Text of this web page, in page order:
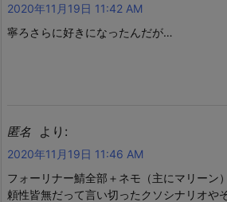
2020年11月19日 11:42 AM
寧ろさらに好きになったんだが…
匿名 より:
2020年11月19日 11:46 AM
フォーリナー鯖全部＋ネモ（主にマリーン
頼性皆無だって言い切ったクソシナリオや